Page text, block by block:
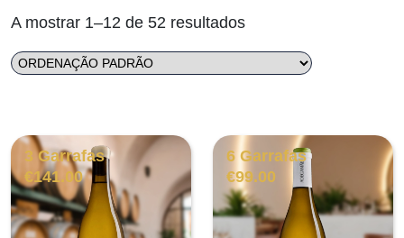
A mostrar 1–12 de 52 resultados
3 Garrafas
€141.00
6 Garrafas
€99.00